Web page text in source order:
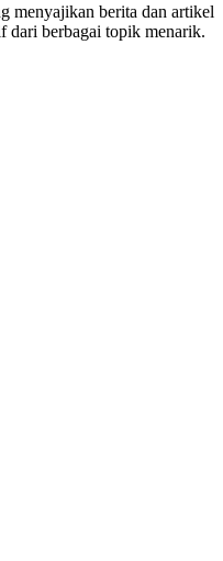
menyajikan berita dan artikel
dari berbagai topik menarik.